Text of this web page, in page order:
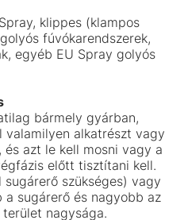
klippes (klampos
fúvókarendszerek,
egyéb EU Spray golyós
bármely gyárban,
valamilyen alkatrészt vagy
azt le kell mosni vagy a
előtt tisztítani kell.
szükséges) vagy
a sugárerő és nagyobb az
nagysága.